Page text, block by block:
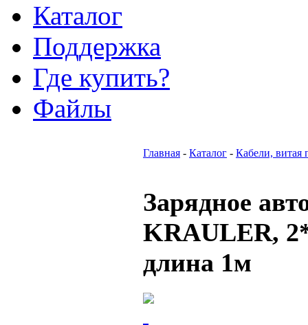
Каталог
Поддержка
Где купить?
Файлы
Главная - Каталог - Кабели, витая
Зарядное
KRAULER,
длина 1м